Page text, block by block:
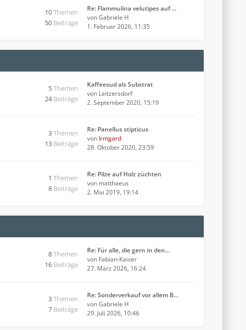
10Themen
50 Beiträge
Re: Flammulina velutipes auf …
vonGabriele H
1. Februar 2026, 11:35
5Themen
24Beiträge
Kaffeesud als Substrat
von Leitzersdorf
2. September 2020, 15:19
3Themen
13 Beiträge
Re: Panellus stipticus
von Irmgard
28. Oktober 2020, 23:59
1 Themen
8 Beiträge
Re: Pilze auf Holz züchten
von matthaeus
2. Mai 2019, 19:14
8Themen
16 Beiträge
Re: Für alle, die gern in den…
von Fabian-Kaiser
27. März 2026, 16:24
3Themen
7 Beiträge
Re: Sonderverkauf vor allem B…
vonGabriele H
29. Juli 2026, 10:46